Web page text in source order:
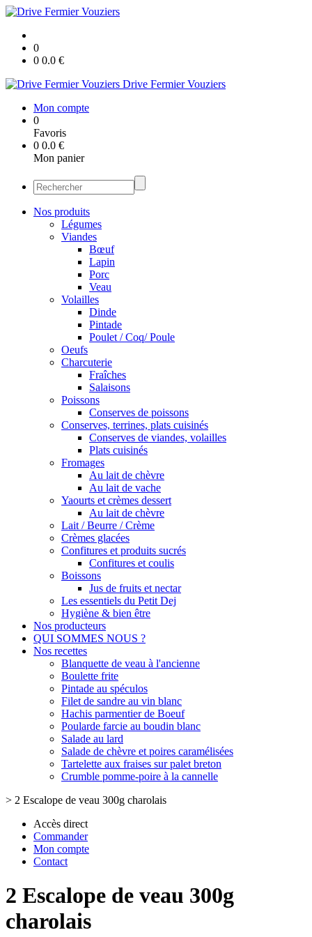
0
0 0.0 €
Drive Fermier Vouziers
Mon compte
0
Favoris
0 0.0 €
Mon panier
Nos produits
Légumes
Viandes
Bœuf
Lapin
Porc
Veau
Volailles
Dinde
Pintade
Poulet / Coq/ Poule
Oeufs
Charcuterie
Fraîches
Salaisons
Poissons
Conserves de poissons
Conserves, terrines, plats cuisinés
Conserves de viandes, volailles
Plats cuisinés
Fromages
Au lait de chèvre
Au lait de vache
Yaourts et crèmes dessert
Au lait de chèvre
Lait / Beurre / Crème
Crèmes glacées
Confitures et produits sucrés
Confitures et coulis
Boissons
Jus de fruits et nectar
Les essentiels du Petit Dej
Hygiène & bien être
Nos producteurs
QUI SOMMES NOUS ?
Nos recettes
Blanquette de veau à l'ancienne
Boulette frite
Pintade au spéculos
Filet de sandre au vin blanc
Hachis parmentier de Boeuf
Poularde farcie au boudin blanc
Salade au lard
Salade de chèvre et poires caramélisées
Tartelette aux fraises sur palet breton
Crumble pomme-poire à la cannelle
> 2 Escalope de veau 300g charolais
Accès direct
Commander
Mon compte
Contact
2 Escalope de veau 300g
charolais